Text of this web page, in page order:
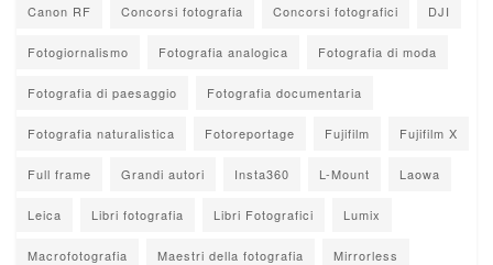
Canon RF Concorsi fotografia Concorsi fotografici DJI
Fotogiornalismo Fotografia analogica Fotografia di moda
Fotografia di paesaggio Fotografia documentaria
Fotografia naturalistica Fotoreportage Fujifilm Fujifilm X
Full frame Grandi autori Insta360 L-Mount Laowa
Leica Libri fotografia Libri Fotografici Lumix
Macrofotografia Maestri della fotografia Mirrorless